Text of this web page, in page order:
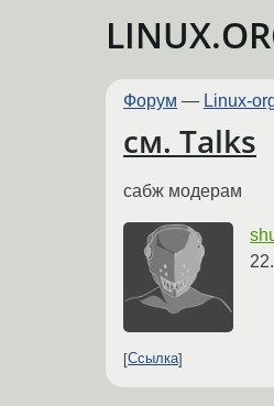
Форум — Linux-
см. Talks
сабж модерам
Ссылка